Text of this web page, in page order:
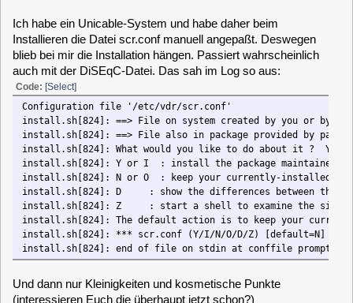
install.sh[824]: ==> File on system created by you or by a script.
install.sh[824]: ==> File also in package provided by package
install.sh[824]: What would you like to do about it ? Your options are:
install.sh[824]: Y or I : install the package maintainer's version
install.sh[824]: N or O : keep your currently-installed version
install.sh[824]: D : show the differences between the versions
install.sh[824]: Z : start a shell to examine the situation
install.sh[824]: The default action is to keep your current version.
install.sh[824]: *** scr.conf (Y/I/N/O/D/Z) [default=N] ? dpkg: error
install.sh[824]: end of file on stdin at conffile prompt
Und dann nur Kleinigkeiten und kosmetische Punkte
(interessieren Euch die überhaupt jetzt schon?)
Kodi taucht nicht im VDR-Menü auf und muß ich
wahrscheinlich noch manuell dort unterbringen
Typo im Web-Interface: "VDR:Setlltden Video Disk
Rekorder...", "Musik Wiedergabe", ...
Die Option zum Entfernen der NALU-Daten fehlt? Ich
weiß aber gar nicht, ob man das noch braucht
Vielen Dank und viele Grüße